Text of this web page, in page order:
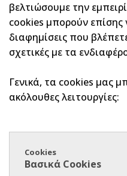
βελτιώσουμε την
cookies μπορούν
διαφημίσεις που
σχετικές με τα
Γενικά, τα cookies μας
ακόλουθες λειτουργίες:
Cookies
Βασικά Cookies